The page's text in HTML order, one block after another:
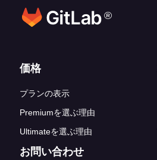
®
フッターリンク
価格
プランの表示
Premiumを選ぶ理由
Ultimateを選ぶ理由
お問い合わせ